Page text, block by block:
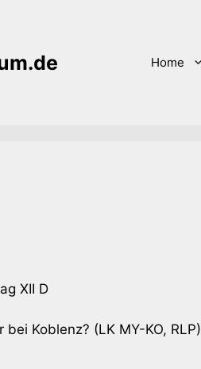
Home
XII D
bei Koblenz? (LK MY-KO, RLP)